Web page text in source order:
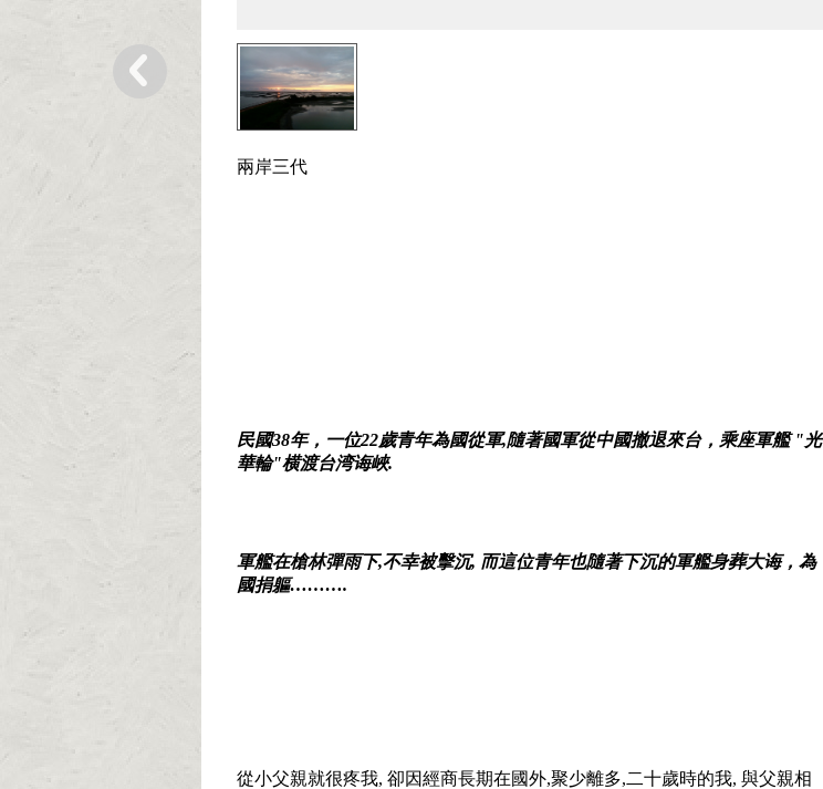
兩岸三代
民國38年，一位22歲青年為國從軍,隨著國軍從中國撤退來台，乘座軍艦"光
華輪"横渡台湾诲峽.
軍艦在槍林彈雨下,不幸被擊沉, 而這位青年也隨著下沉的軍艦身葬大诲，為
國捐軀……….
從小父親就很疼我, 卻因經商長期在國外,聚少離多,二十歲時的我, 與父親相